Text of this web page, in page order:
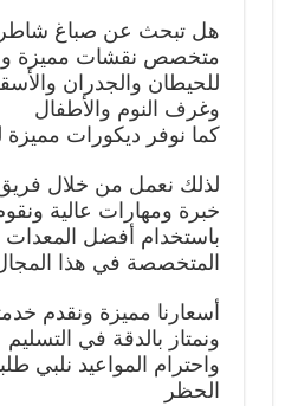
هل تبحث عن صباغ
متخصص نقشات مميزة
للحيطان والجدران
وغرف النوم والأطفال
كما نوفر ديكورات
لذلك نعمل من خلال
خبرة ومهارات عالية
باستخدام أفضل المعدات
المتخصصة في هذا
أسعارنا مميزة ونقدم
ونمتاز بالدقة في التسليم
الحظر